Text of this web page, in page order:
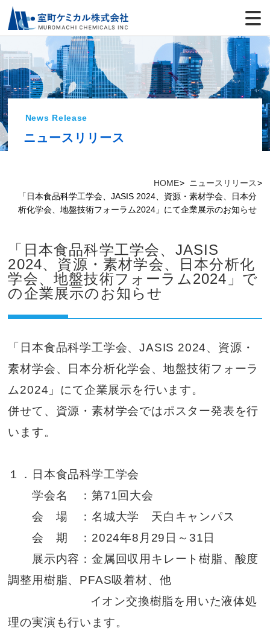
HOME
ニュースリリース
「日本食品科学工学会、JASIS 2024、資源・素材学会、日本分
析化学会、地盤技術フォーラム2024」にて企業展示のお知らせ
News Release
ニュースリリース
「日本食品科学工学会、JASIS
2024、資源・素材学会、日本分析化
学会、地盤技術フォーラム2024」で
の企業展示のお知らせ
「日本食品科学工学会、JASIS 2024、資源・
素材学会、日本分析化学会、地盤技術フォーラ
ム2024」にて企業展示を行います。
併せて、資源・素材学会ではポスター発表を行
います。
１．日本食品科学工学会
学会名 ：第71回大会
会 場 ：名城大学 天白キャンパス
会 期 ：2024年8月29日～31日
展示内容：金属回収用キレート樹脂、酸度
調整用樹脂、PFAS吸着材、他
イオン交換樹脂を用いた液体処
理の実演も行います。